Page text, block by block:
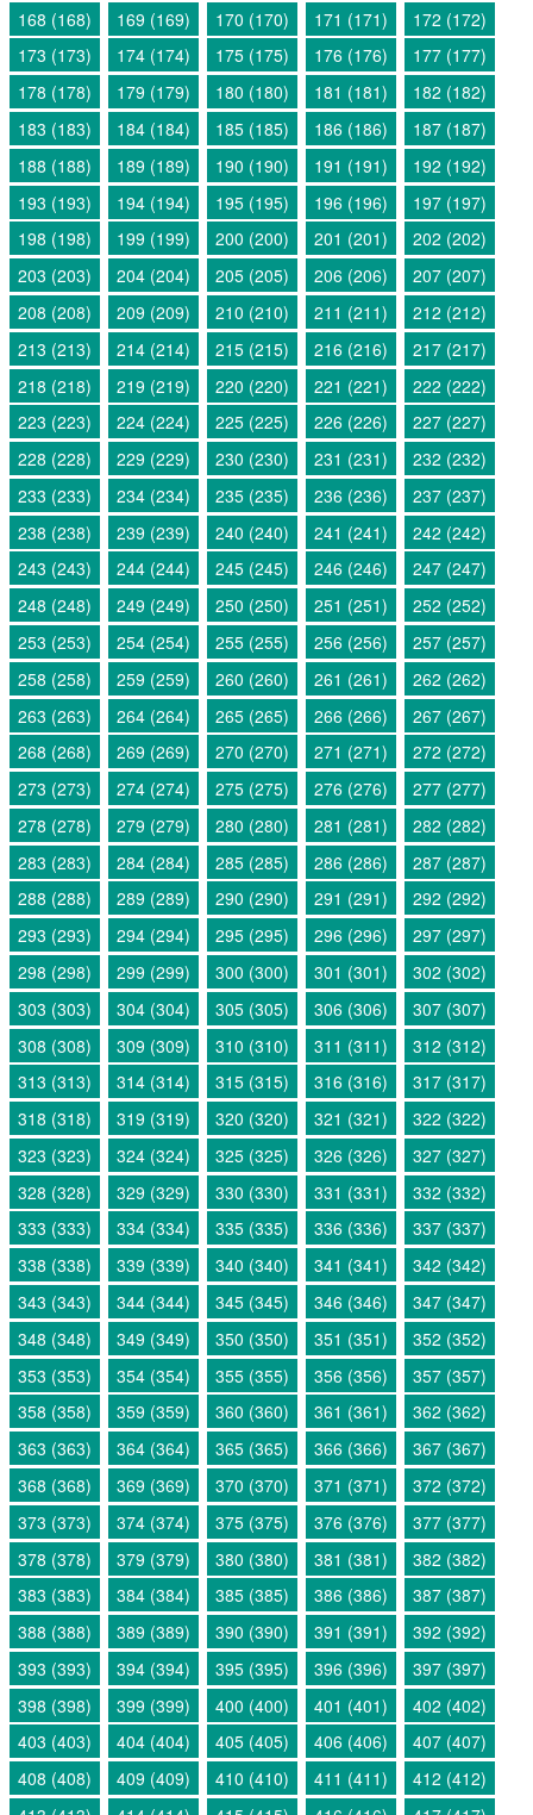
168 (168)
169 (169) 170 (170) 171 (171)
172 (172)
173 (173)
174 (174) 175 (175) 176 (176)
177 (177)
178 (178)
179 (179) 180 (180) 181 (181)
182 (182)
183 (183)
184 (184) 185 (185) 186 (186)
187 (187)
188 (188)
189 (189) 190 (190) 191 (191)
192 (192)
193 (193)
194 (194) 195 (195) 196 (196)
197 (197)
198 (198)
199 (199) 200 (200) 201 (201)
202 (202)
203 (203)
204 (204) 205 (205) 206 (206)
207 (207)
208 (208)
209 (209) 210 (210) 211 (211)
212 (212)
213 (213)
214 (214) 215 (215) 216 (216)
217 (217)
218 (218)
219 (219) 220 (220) 221 (221)
222 (222)
223 (223)
224 (224) 225 (225) 226 (226)
227 (227)
228 (228)
229 (229) 230 (230) 231 (231)
232 (232)
233 (233)
234 (234) 235 (235) 236 (236)
237 (237)
238 (238)
239 (239) 240 (240) 241 (241)
242 (242)
243 (243)
244 (244) 245 (245) 246 (246)
247 (247)
248 (248)
249 (249) 250 (250) 251 (251)
252 (252)
253 (253)
254 (254) 255 (255) 256 (256)
257 (257)
258 (258)
259 (259) 260 (260) 261 (261)
262 (262)
263 (263)
264 (264) 265 (265) 266 (266)
267 (267)
268 (268)
269 (269) 270 (270) 271 (271)
272 (272)
273 (273)
274 (274) 275 (275) 276 (276)
277 (277)
278 (278)
279 (279) 280 (280) 281 (281)
282 (282)
283 (283)
284 (284) 285 (285) 286 (286)
287 (287)
288 (288)
289 (289) 290 (290) 291 (291)
292 (292)
293 (293)
294 (294) 295 (295) 296 (296)
297 (297)
298 (298)
299 (299) 300 (300) 301 (301)
302 (302)
303 (303)
304 (304) 305 (305) 306 (306)
307 (307)
308 (308)
309 (309) 310 (310) 311 (311)
312 (312)
313 (313)
314 (314) 315 (315) 316 (316)
317 (317)
318 (318)
319 (319) 320 (320) 321 (321)
322 (322)
323 (323)
324 (324) 325 (325) 326 (326)
327 (327)
328 (328)
329 (329) 330 (330) 331 (331)
332 (332)
333 (333)
334 (334) 335 (335) 336 (336)
337 (337)
338 (338)
339 (339) 340 (340) 341 (341)
342 (342)
343 (343)
344 (344) 345 (345) 346 (346)
347 (347)
348 (348)
349 (349) 350 (350) 351 (351)
352 (352)
353 (353)
354 (354) 355 (355) 356 (356)
357 (357)
358 (358)
359 (359) 360 (360) 361 (361)
362 (362)
363 (363)
364 (364) 365 (365) 366 (366)
367 (367)
368 (368)
369 (369) 370 (370) 371 (371)
372 (372)
373 (373)
374 (374) 375 (375) 376 (376)
377 (377)
378 (378)
379 (379) 380 (380) 381 (381)
382 (382)
383 (383)
384 (384) 385 (385) 386 (386)
387 (387)
388 (388)
389 (389) 390 (390) 391 (391)
392 (392)
393 (393)
394 (394) 395 (395) 396 (396)
397 (397)
398 (398)
399 (399) 400 (400) 401 (401)
402 (402)
403 (403)
404 (404) 405 (405) 406 (406)
407 (407)
408 (408)
409 (409) 410 (410) 411 (411)
412 (412)